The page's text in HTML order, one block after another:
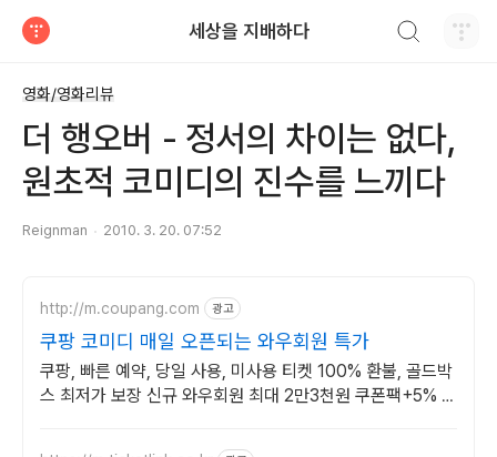
세상을 지배하다
영화/영화리뷰
더 행오버 - 정서의 차이는 없다,
원초적 코미디의 진수를 느끼다
Reignman 2010. 3. 20. 07:52
http://m.coupang.com 광고
쿠팡 코미디 매일 오픈되는 와우회원 특가
쿠팡, 빠른 예약, 당일 사용, 미사용 티켓 100% 환불, 골드박
스 최저가 보장 신규 와우회원 최대 2만3천원 쿠폰팩+5% 추